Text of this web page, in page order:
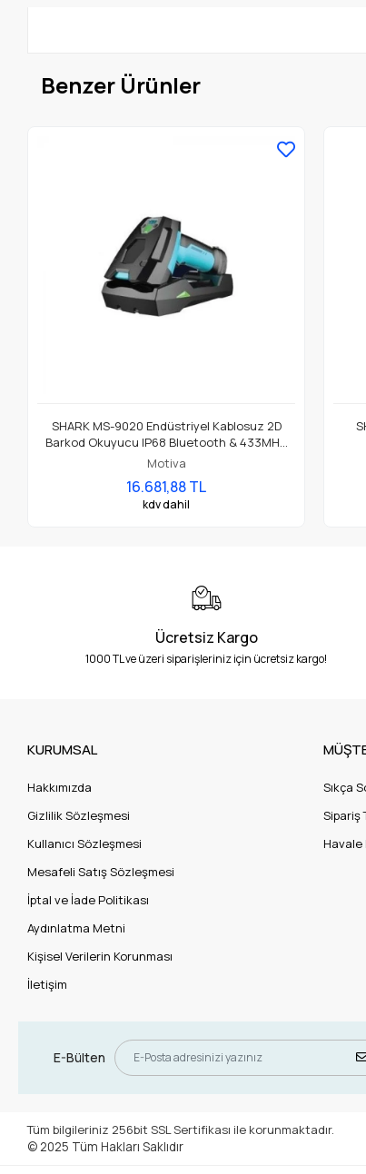
Benzer Ürünler
SHARK MS-9020 Endüstriyel Kablosuz 2D
Barkod Okuyucu IP68 Bluetooth & 433MHz
DPM Barkod Okuma
Motiva
16.681,88 TL
kdv dahil
Ücretsiz Kargo
1000 TL ve üzeri siparişleriniz için ücretsiz kargo!
KURUMSAL
Hakkımızda
Gizlilik Sözleşmesi
Kullanıcı Sözleşmesi
Mesafeli Satış Sözleşmesi
İptal ve İade Politikası
Aydınlatma Metni
Kişisel Verilerin Korunması
İletişim
Sıkça
Sipariş
Havale
E-Bülten
Tüm bilgileriniz 256bit SSL Sertifikası ile korunmaktadır.
© 2025 Tüm Hakları Saklıdır